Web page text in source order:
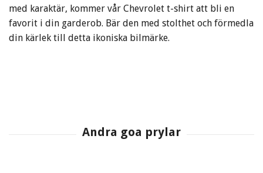
med karaktär, kommer vår Chevrolet t-shirt att bli en
favorit i din garderob. Bär den med stolthet och förmedla
din kärlek till detta ikoniska bilmärke.